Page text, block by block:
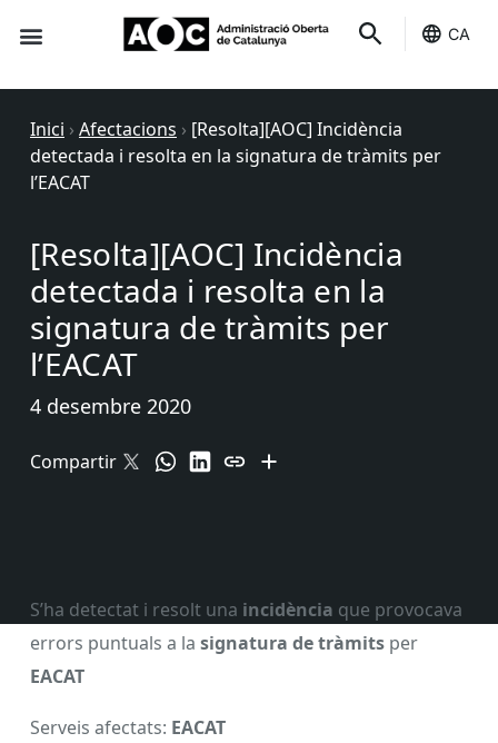
CA
Inici › Afectacions › [Resolta][AOC] Incidència
detectada i resolta en la signatura de tràmits per
l’EACAT
[Resolta][AOC] Incidència
detectada i resolta en la
signatura de tràmits per
l’EACAT
4 desembre 2020
Compartir
S’ha detectat i resolt una incidència que provocava
errors puntuals a la signatura de tràmits per
EACAT
Serveis afectats: EACAT